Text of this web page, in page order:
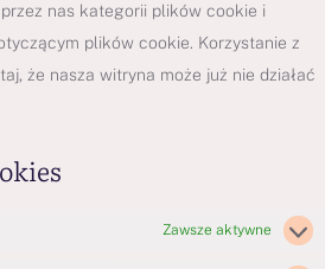
nas kategorii plików cookie i
plików cookie. Korzystanie z
że nasza witryna może już nie działać
Zawsze aktywne